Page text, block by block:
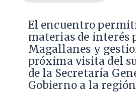
El encuentro
materias de interés
Magallanes y
próxima visita del
de la Secretaría
Gobierno a la